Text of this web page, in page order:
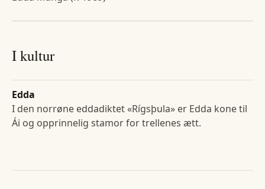
I kultur
Edda
I den norrøne eddadiktet «Rígsþula» er Edda kone til
Ái og opprinnelig stamor for trellenes ætt.